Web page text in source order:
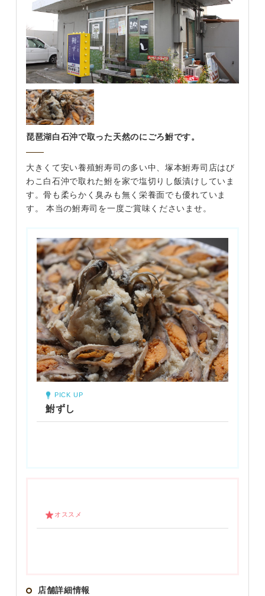
琵琶湖白石沖で取った天然のにごろ鮒です。
大きくて安い養殖鮒寿司の多い中、塚本鮒寿司店はび
わこ白石沖で取れた鮒を家で塩切りし飯漬けしていま
す。骨も柔らかく臭みも無く栄養面でも優れていま
す。 本当の鮒寿司を一度ご賞味くださいませ。
PICK UP
鮒ずし
オススメ
店舗詳細情報